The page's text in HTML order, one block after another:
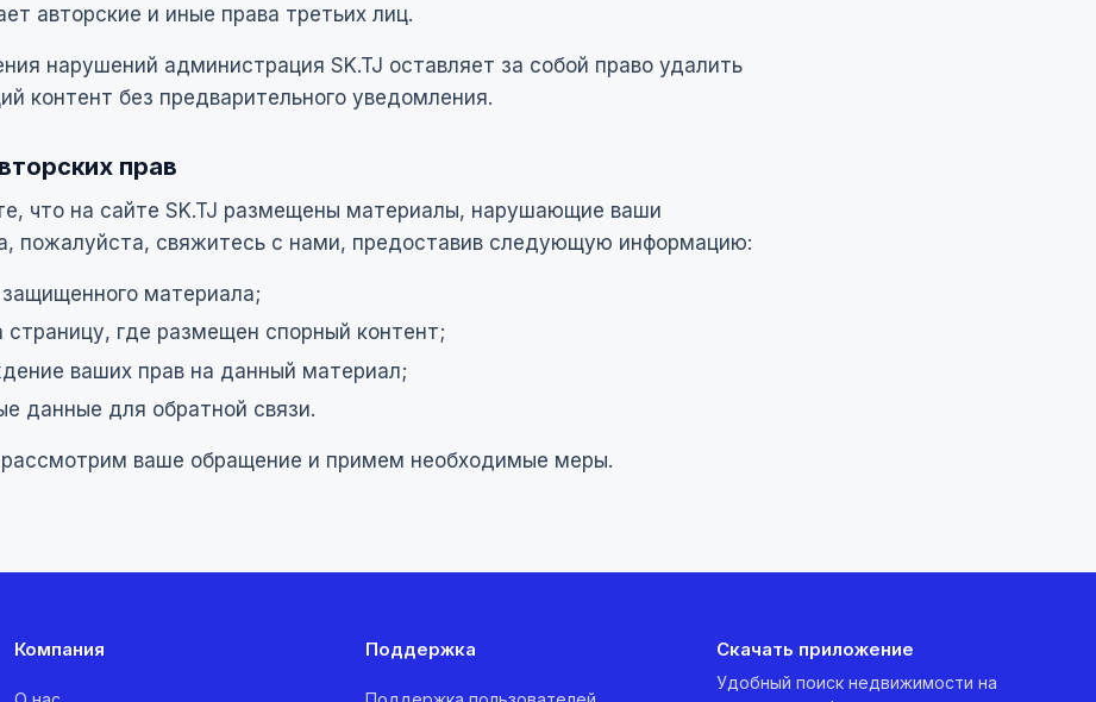
авторские и иные права третьих лиц.
нарушений администрация SK.TJ оставляет за собой право удалить
контент без предварительного уведомления.
прав
что на сайте SK.TJ размещены материалы, нарушающие ваши
пожалуйста, свяжитесь с нами, предоставив следующую информацию:
материала;
страницу, где размещен спорный контент;
ваших прав на данный материал;
данные для обратной связи.
ваше обращение и примем необходимые меры.
Компания Поддержка Скачать приложение
Удобный поиск недвижимости на